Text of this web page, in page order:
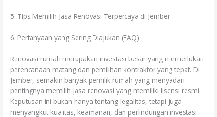
5. Tips Memilih Jasa Renovasi Terpercaya di Jember
6. Pertanyaan yang Sering Diajukan (FAQ)
Renovasi rumah merupakan investasi besar yang memerlukan
perencanaan matang dan pemilihan kontraktor yang tepat. Di
Jember, semakin banyak pemilik rumah yang menyadari
pentingnya memilih jasa renovasi yang memiliki lisensi resmi.
Keputusan ini bukan hanya tentang legalitas, tetapi juga
menyangkut kualitas, keamanan, dan perlindungan investasi